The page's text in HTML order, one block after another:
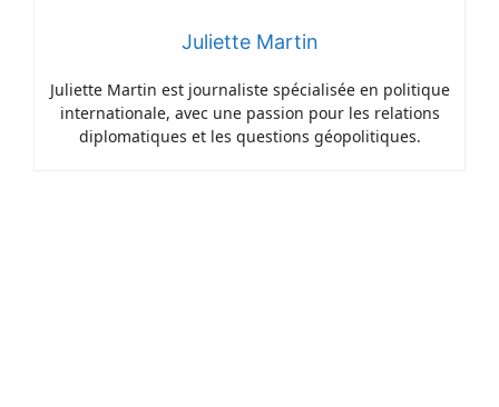
Juliette Martin
Juliette Martin est journaliste spécialisée en politique
internationale, avec une passion pour les relations
diplomatiques et les questions géopolitiques.